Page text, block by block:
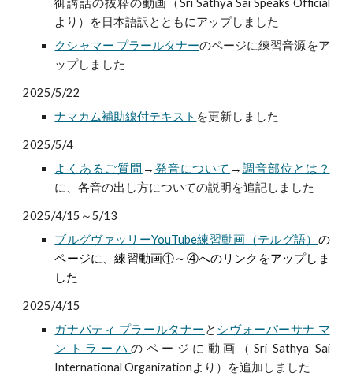
御講話の抜粋の動画（Sri Sathya Sai Speaks Official
より）を日本語訳とともにアップしました
クシャマー プラールタナーのページに練習音源をア
ップしました
2025/5/22
ナマカム補助線付テキスト を更新しました
2025/5/4
よくあるご質問 → 発音について → 調音部位とは？
に、各音の出し方についての説明を追記しました
2025/4/15～5/13
ブルグヴァッリーYouTube練習動画（テルグ語） の
ページに、練習動画①～④へのリンクをアップしま
した
2025/4/15
ガナパティ プラールタナー と シヴォーパーサナ マ
ントラーハのページに動画（Sri Sathya Sai
International Organizationより）を追加しました